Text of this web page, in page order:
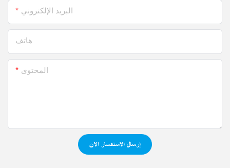
البريد الإلكتروني
هاتف
المحتوى
إرسال الاستفسار الآن